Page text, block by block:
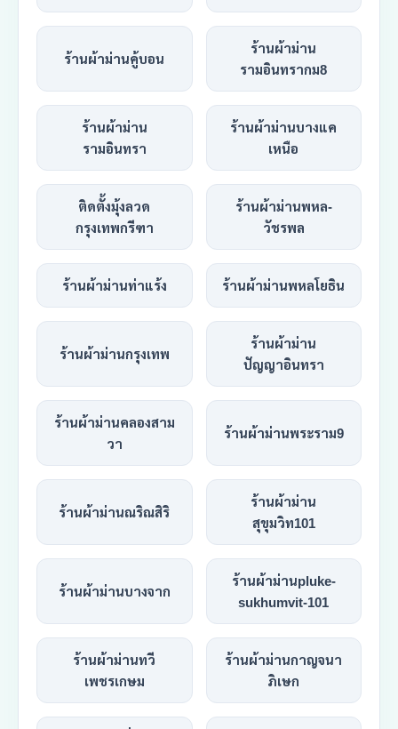
ร้านผ้าม่านคู้บอน
ร้านผ้าม่าน
รามอินทรากม8
ร้านผ้าม่าน
รามอินทรา
ร้านผ้าม่านบางแค
เหนือ
ติดตั้งมุ้งลวด
กรุงเทพกรีฑา
ร้านผ้าม่านพหล-
วัชรพล
ร้านผ้าม่านท่าแร้ง ร้านผ้าม่านพหลโยธิน
ร้านผ้าม่านกรุงเทพ
ร้านผ้าม่าน
ปัญญาอินทรา
ร้านผ้าม่านคลองสาม
วา
ร้านผ้าม่านพระราม9
ร้านผ้าม่านณริณสิริ
ร้านผ้าม่าน
สุขุมวิท101
ร้านผ้าม่านบางจาก
ร้านผ้าม่านpluke-
sukhumvit-101
ร้านผ้าม่านทวี
เพชรเกษม
ร้านผ้าม่านกาญจนา
ภิเษก